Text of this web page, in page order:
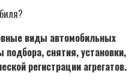
виды автомобильных
подбора, снятия, установки,
регистрации агрегатов.